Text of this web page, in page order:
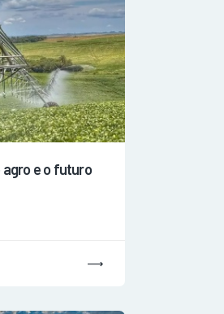
e o futuro